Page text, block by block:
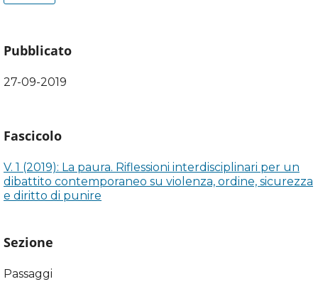
Pubblicato
27-09-2019
Fascicolo
V. 1 (2019): La paura. Riflessioni interdisciplinari per un
dibattito contemporaneo su violenza, ordine, sicurezza
e diritto di punire
Sezione
Passaggi